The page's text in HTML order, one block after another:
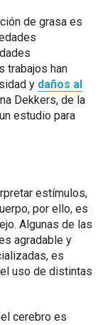
de grasa es
trabajos han
y daños al
Dekkers, de la
estudio para
estímulos,
por ello, es
Algunas de las
agradable y
es
uso de distintas
cerebro es